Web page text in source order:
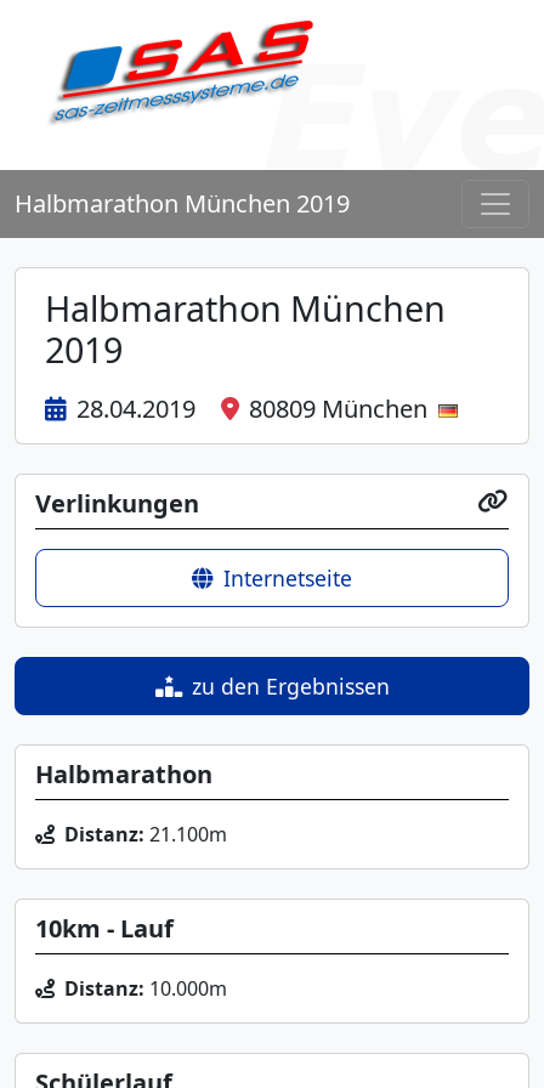
Halbmarathon München 2019
Halbmarathon München
2019
28.04.2019 80809 München
zu den Ergebnissen
Halbmarathon
Distanz: 21.100m
10km - Lauf
Distanz: 10.000m
Verlinkungen
Internetseite